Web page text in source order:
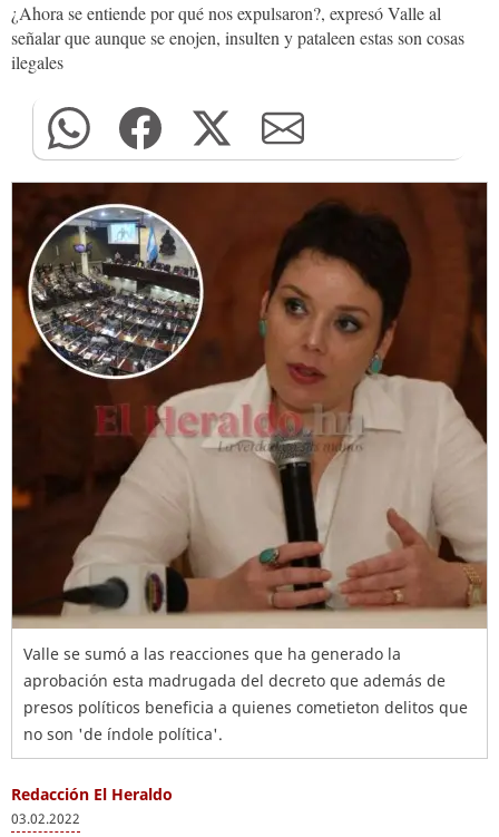
¿Ahora se entiende por qué nos expulsaron?, expresó Valle al
señalar que aunque se enojen, insulten y pataleen estas son cosas
ilegales
Valle se sumó a las reacciones que ha generado la
aprobación esta madrugada del decreto que además de
presos políticos beneficia a quienes cometieton delitos que
no son 'de índole política'.
Redacción El Heraldo
03.02.2022